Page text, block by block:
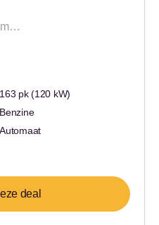
163 pk (120 kW)
Benzine
Automaat
deal